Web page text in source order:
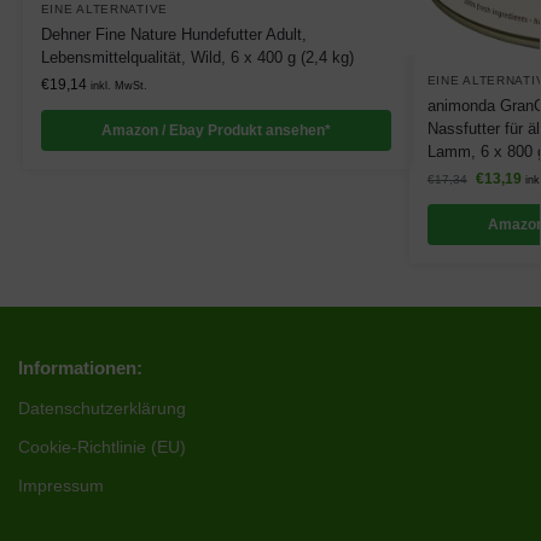
EINE ALTERNATIVE
Dehner Fine Nature Hundefutter Adult,
Lebensmittelqualität, Wild, 6 x 400 g (2,4 kg)
€19,14 inkl. MwSt.
Amazon / Ebay Produkt ansehen*
EINE
animonda
Nassfutter für
Lamm, 6 x 800
€17,34 €13,19
Informationen:
Datenschutzerklärung
Cookie-Richtlinie (EU)
Impressum